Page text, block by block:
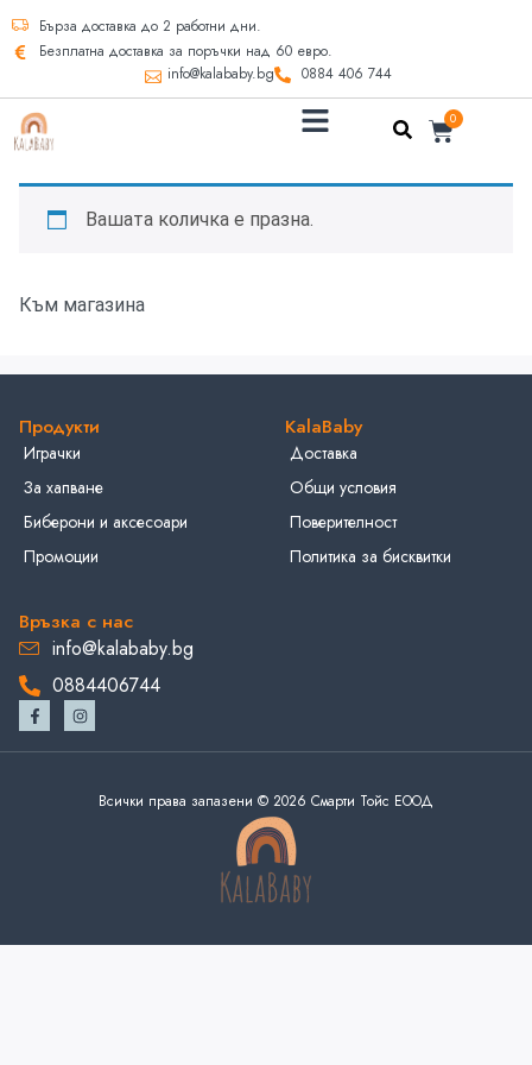
Бърза доставка до 2 работни дни.
Безплатна доставка за поръчки над 60 евро.
info@kalababy.bg
0884 406 744
0
Вашата количка е празна.
Към магазина
Продукти
Играчки
За хапване
Биберони и аксесоари
Промоции
KalaBaby
Доставка
Общи условия
Поверителност
Политика за бисквитки
Връзка с нас
info@kalababy.bg
0884406744
Всички права запазени © 2026 Смарти Тойс ЕООД